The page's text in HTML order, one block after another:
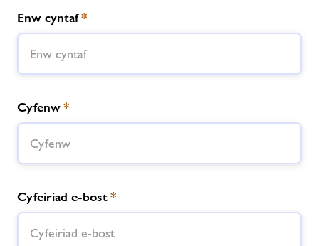
Newyddion
Cysylltwch â ni
Swyddi
Swyddi
Ynghylch Freedom Leisure
Enw cyntaf*
Cyfenw*
Cyfeiriad e-bost*